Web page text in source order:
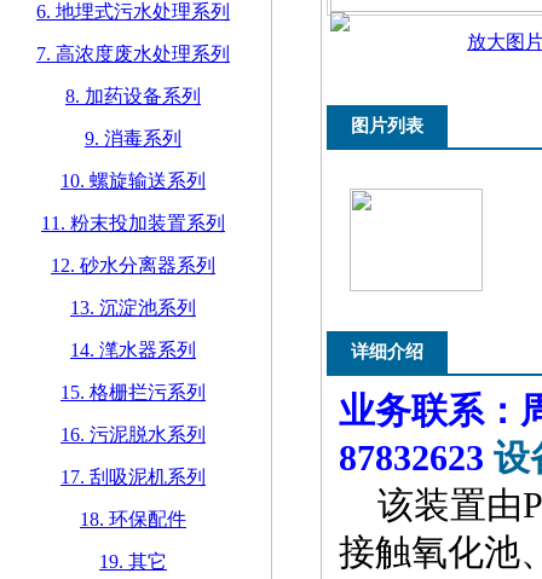
6. 地埋式污水处理系列
7. 高浓度废水处理系列
8. 加药设备系列
9. 消毒系列
10. 螺旋输送系列
11. 粉末投加装置系列
12. 砂水分离器系列
13. 沉淀池系列
14. 滗水器系列
15. 格栅拦污系列
16. 污泥脱水系列
17. 刮吸泥机系列
18. 环保配件
19. 其它
放大图
图片列表
详细介绍
业务联系：
87832623 设
该装置由
接触氧化池